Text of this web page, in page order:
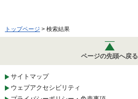
トップページ > 検索結果
ページの先頭へ戻る
サイトマップ
ウェブアクセシビリティ